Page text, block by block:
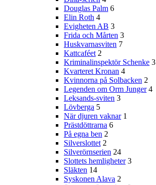
Douglas Palm 6
Elin Roth 4
Evigheten AB 3
Frida och Mårten 3
Huskvarnasviten 7
Kattcaféet 2
Kriminalinspektör Schenke 3
Kvarteret Kronan 4
Kvinnorna på Solbacken 2
Legenden om Orm Junger 4
Leksands-sviten 3
Lövberga 5
När djuren vaknar 1
Prästdöttrarna 6
På egna ben 2
Silverslottet 2
Silverörnserien 24
Slottets hemligheter 3
Släkten 14
Syskonen Alava 2